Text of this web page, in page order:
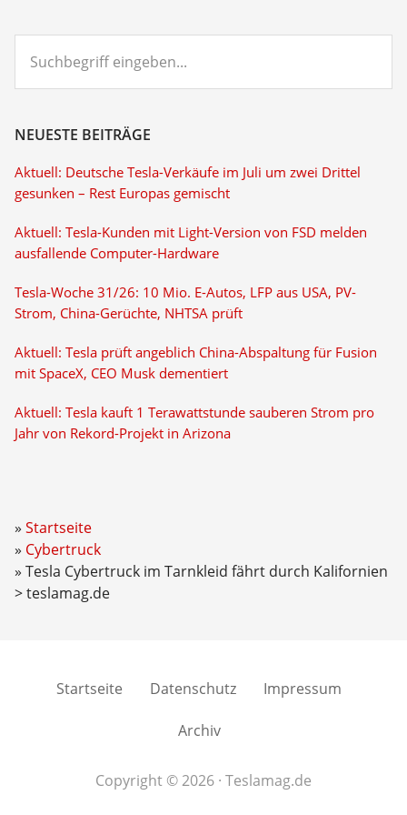
eingeben...
NEUESTE BEITRÄGE
Aktuell: Deutsche Tesla-Verkäufe im Juli um zwei Drittel
gesunken – Rest Europas gemischt
Aktuell: Tesla-Kunden mit Light-Version von FSD melden
ausfallende Computer-Hardware
Tesla-Woche 31/26: 10 Mio. E-Autos, LFP aus USA, PV-
Strom, China-Gerüchte, NHTSA prüft
Aktuell: Tesla prüft angeblich China-Abspaltung für Fusion
mit SpaceX, CEO Musk dementiert
Aktuell: Tesla kauft 1 Terawattstunde sauberen Strom pro
Jahr von Rekord-Projekt in Arizona
Startseite
Cybertruck
Tesla Cybertruck im Tarnkleid fährt durch Kalifornien
> teslamag.de
Startseite Datenschutz Impressum
Archiv
Copyright © 2026 · Teslamag.de